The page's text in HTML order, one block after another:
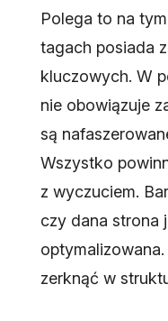
Polega to na
tagach posiada
kluczowych. W
nie obowiązuje
są
Wszystko
z wyczuciem.
czy dana strona
zerknąć w